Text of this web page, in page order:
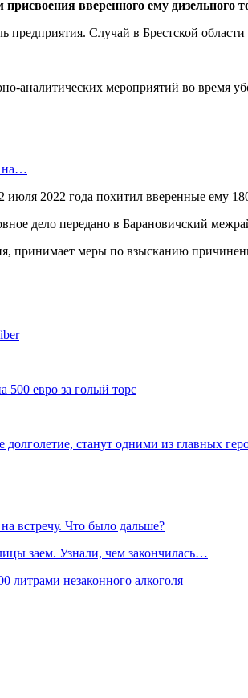
вверенного ему дизельного
аналитических мероприятий во время
на…
2022 года похитил вверенные ему
дело передано в Барановичский
принимает меры по взысканию
500 евро за голый торс
станут одними из главных
встречу. Что было дальше?
заем. Узнали, чем закончилась…
литрами незаконного алкоголя